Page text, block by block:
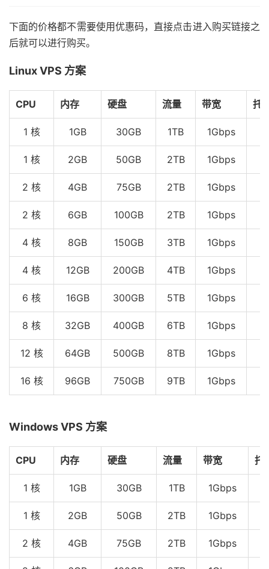
下面的价格都不需要使用优惠码，直接点击进入购买链接之
后就可以进行购买。
Linux VPS 方案
CPU 内存 硬盘 流量 带宽 托
1 核 1GB 30GB 1TB 1Gbps
1 核 2GB 50GB 2TB 1Gbps
2 核 4GB 75GB 2TB 1Gbps
2 核 6GB 100GB 2TB 1Gbps
4 核 8GB 150GB 3TB 1Gbps
4 核 12GB 200GB 4TB 1Gbps
6 核 16GB 300GB 5TB 1Gbps
8 核 32GB 400GB 6TB 1Gbps
12 核 64GB 500GB 8TB 1Gbps
16 核 96GB 750GB 9TB 1Gbps
Windows VPS 方案
CPU 内存 硬盘 流量 带宽 托
1 核 1GB 30GB 1TB 1Gbps
1 核 2GB 50GB 2TB 1Gbps
2 核 4GB 75GB 2TB 1Gbps